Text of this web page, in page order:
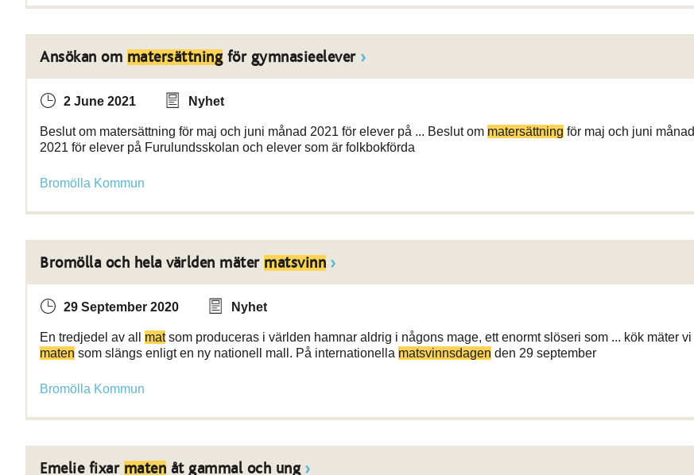
Ansökan om matersättning för gymnasieelever
2 June 2021 Nyhet
Beslut om matersättning för maj och juni månad 2021 för elever på ... Beslut om matersättning för maj och juni månad
2021 för elever på Furulundsskolan och elever som är folkbokförda
Bromölla Kommun
Bromölla och hela världen mäter matsvinn
29 September 2020 Nyhet
En tredjedel av all matsom produceras i världen hamnar aldrig i någons mage, ett enormt slöseri som ... kök mäter vi
maten som slängs enligt en ny nationell mall. På internationella matsvinnsdagen den 29 september
Bromölla Kommun
Emelie fixar maten åt gammal och ung